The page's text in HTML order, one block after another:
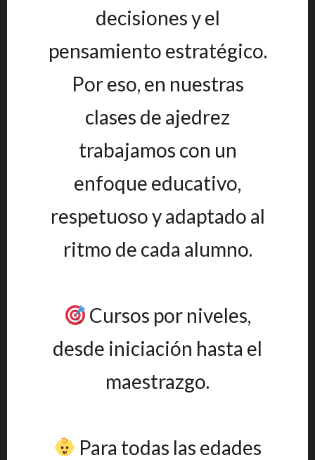
decisiones y el
pensamiento estratégico.
Por eso, en nuestras
clases de ajedrez
trabajamos con un
enfoque educativo,
respetuoso y adaptado al
ritmo de cada alumno.
Cursos por niveles,
desde iniciación hasta el
maestrazgo.
Para todas las edades